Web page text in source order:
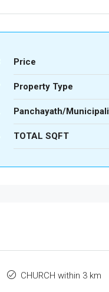
Price
Property Type
Panchayath/
TOTAL SQFT
CHURCH within 3 km